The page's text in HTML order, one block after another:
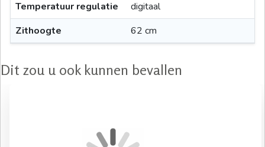
Temperatuur regulatie
digitaal
Zithoogte
62 cm
Dit zou u ook kunnen bevallen